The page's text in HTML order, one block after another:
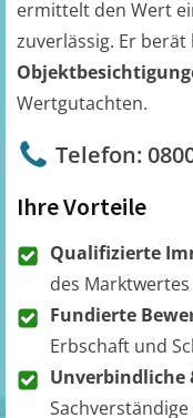
ermittelt den Wert
zuverlässig. Er
Wertgutachten.
Telefon:
Ihre Vorteile
Qualifizierte
des Marktwertes
Fundierte
Erbschaft und
Unverbindliche
Sachverständige